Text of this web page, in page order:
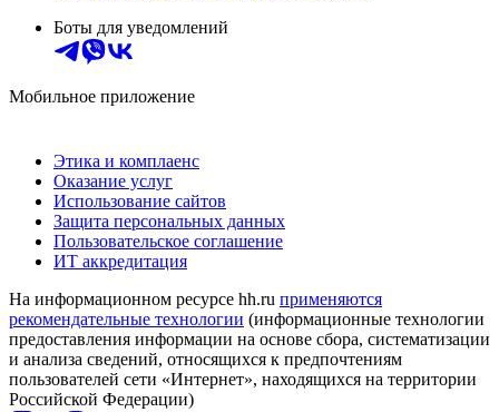
Боты для уведомлений
Мобильное приложение
Этика и комплаенс
Оказание услуг
Использование сайтов
Защита персональных данных
Пользовательское соглашение
ИТ аккредитация
На информационном ресурсе hh.ru применяются
рекомендательные технологии (информационные технологии
предоставления информации на основе сбора, систематизации
и анализа сведений, относящихся к предпочтениям
пользователей сети «Интернет», находящихся на территории
Российской Федерации)